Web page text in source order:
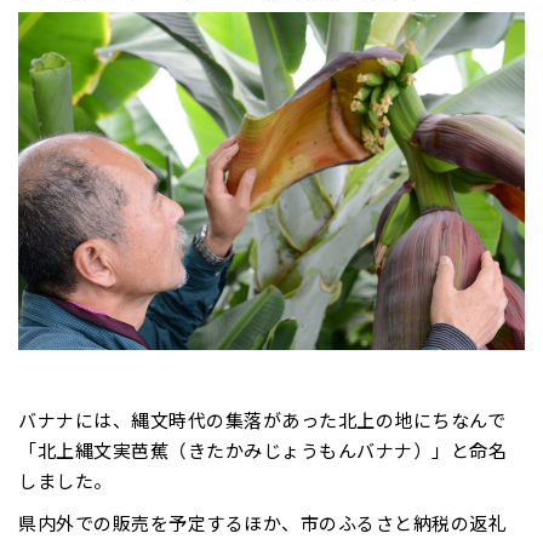
バナナには、縄文時代の集落があった北上の地にちなんで
「北上縄文実芭蕉（きたかみじょうもんバナナ）」と命名
しました。
県内外での販売を予定するほか、市のふるさと納税の返礼